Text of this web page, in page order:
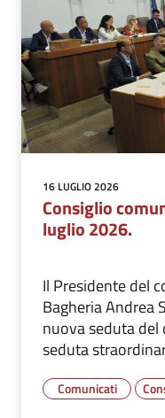
16 LUGLIO 2026
Consiglio
luglio 2026.
Il Presidente del
Bagheria Andrea
nuova seduta
seduta
Comunicati